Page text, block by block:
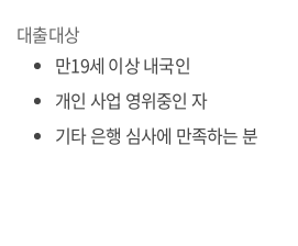
대출대상
만19세 이상 내국인
개인 사업 영위중인 자
기타 은행 심사에 만족하는 분